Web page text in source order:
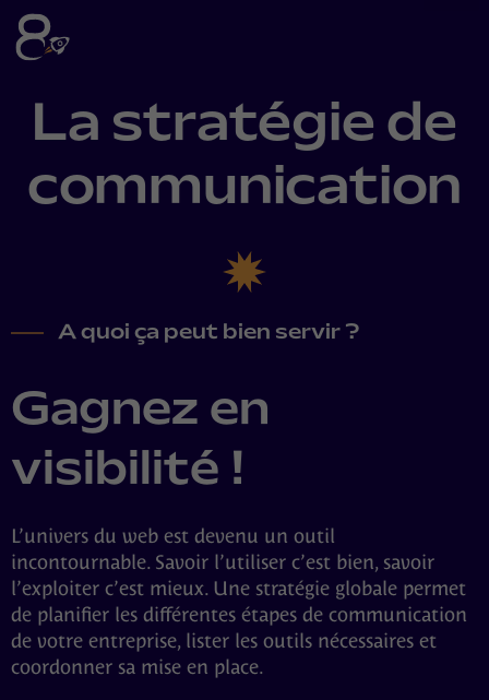
La stratégie de
communication
A quoi ça peut bien servir ?
Gagnez en
visibilité !
L’univers du web est devenu un outil
incontournable. Savoir l’utiliser c’est bien, savoir
l’exploiter c’est mieux. Une stratégie globale permet
de planifier les différentes étapes de communication
de votre entreprise, lister les outils nécessaires et
coordonner sa mise en place.